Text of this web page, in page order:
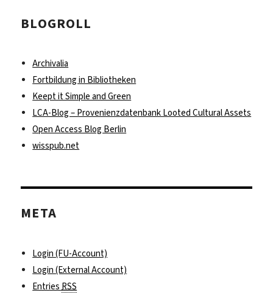
BLOGROLL
Archivalia
Fortbildung in Bibliotheken
Keept it Simple and Green
LCA-Blog – Provenienzdatenbank Looted Cultural Assets
Open Access Blog Berlin
wisspub.net
META
Login (FU-Account)
Login (External Account)
Entries RSS